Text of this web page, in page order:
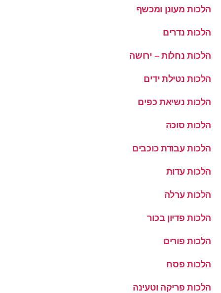
הלכות מעונן ומכשף
הלכות נדרים
הלכות נחלות – ירושה
הלכות נטילת ידים
הלכות נשיאת כפים
הלכות סוכה
הלכות עבודת כוכבים
הלכות עדות
הלכות ערלה
הלכות פדיון בכור
הלכות פורים
הלכות פסח
הלכות פריקה וטעינה